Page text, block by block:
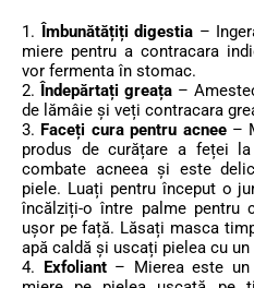
1. Îmbunătățiți digestia –
miere pentru a contracara
vor fermenta în stomac.
2. Îndepărtați greața –
de lămâie și veți contracara
3. Faceți cura pentru acnee–
produs de curățare a feței
combate acneea și este
piele. Luați pentru început o
încălziți-o între palme pentru
ușor pe față. Lăsați masca
apă caldă și uscați pielea cu un
4. Exfoliant – Mierea este